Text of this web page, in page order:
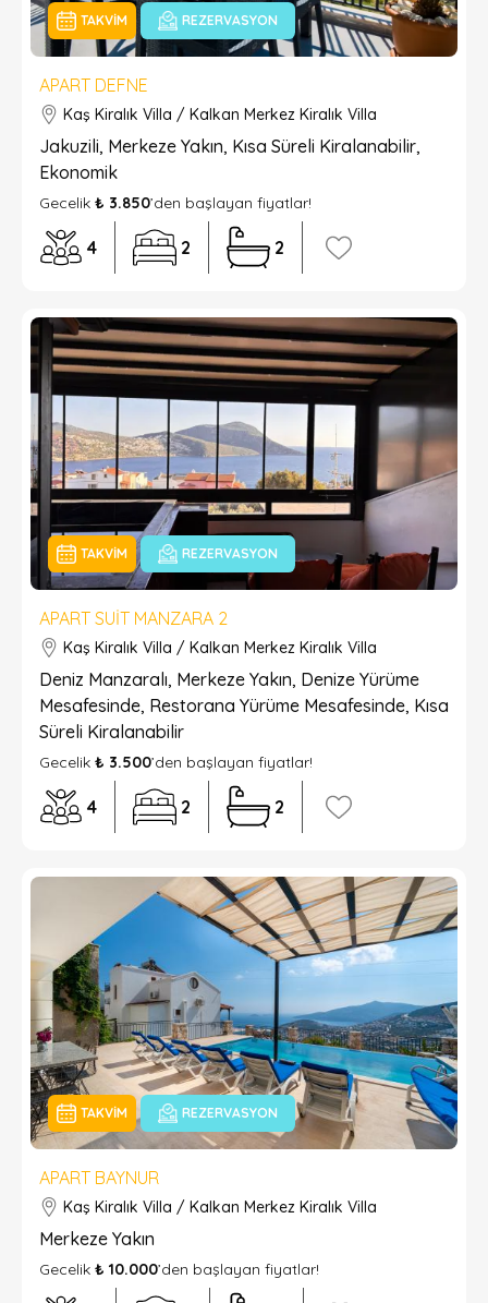
TAKVIM REZERVASYON
APART DEFNE
Kaş Kiralık Villa / Kalkan Merkez Kiralık Villa
Jakuzili, Merkeze Yakın, Kısa Süreli Kiralanabilir,
Ekonomik
Gecelik ₺ 3.850’den başlayan fiyatlar!
4 2 2
TAKVIM REZERVASYON
APART SUIT MANZARA 2
Kaş Kiralık Villa / Kalkan Merkez Kiralık Villa
Deniz Manzaralı, Merkeze Yakın, Denize Yürüme
Mesafesinde, Restorana Yürüme Mesafesinde, Kısa
Süreli Kiralanabilir
Gecelik ₺ 3.500’den başlayan fiyatlar!
4 2 2
TAKVIM REZERVASYON
APART BAYNUR
Kaş Kiralık Villa / Kalkan Merkez Kiralık Villa
Merkeze Yakın
Gecelik ₺ 10.000’den başlayan fiyatlar!